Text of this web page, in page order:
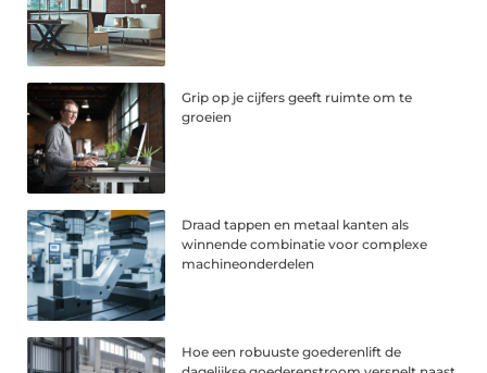
Grip op je cijfers geeft ruimte om te
groeien
Draad tappen en metaal kanten als
winnende combinatie voor complexe
machineonderdelen
Hoe een robuuste goederenlift de